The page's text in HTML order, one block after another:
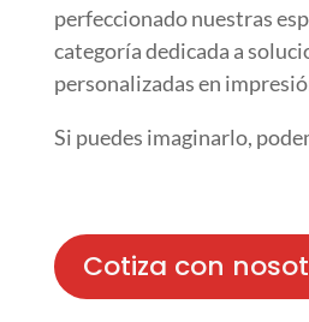
perfeccionado nuestras
categoría dedicada a
personalizadas en
Si puedes imaginarlo,
Cotiza con